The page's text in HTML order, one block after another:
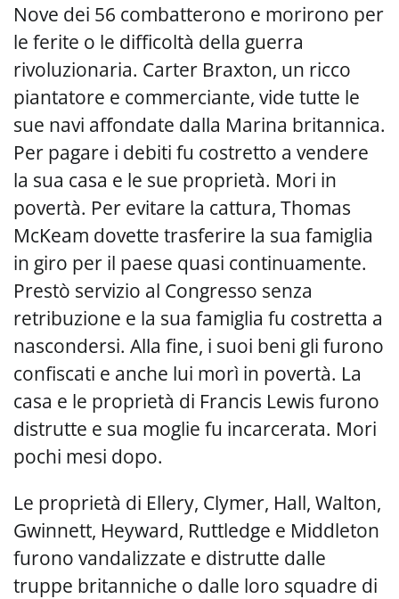
Nove dei 56 combatterono e morirono per
le ferite o le difficoltà della guerra
rivoluzionaria. Carter Braxton, un ricco
piantatore e commerciante, vide tutte le
sue navi affondate dalla Marina britannica.
Per pagare i debiti fu costretto a vendere
la sua casa e le sue proprietà. Mori in
povertà. Per evitare la cattura, Thomas
McKeam dovette trasferire la sua famiglia
in giro per il paese quasi continuamente.
Prestò servizio al Congresso senza
retribuzione e la sua famiglia fu costretta a
nascondersi. Alla fine, i suoi beni gli furono
confiscati e anche lui morì in povertà. La
casa e le proprietà di Francis Lewis furono
distrutte e sua moglie fu incarcerata. Mori
pochi mesi dopo.
Le proprietà di Ellery, Clymer, Hall, Walton,
Gwinnett, Heyward, Ruttledge e Middleton
furono vandalizzate e distrutte dalle
truppe britanniche o dalle loro squadre di